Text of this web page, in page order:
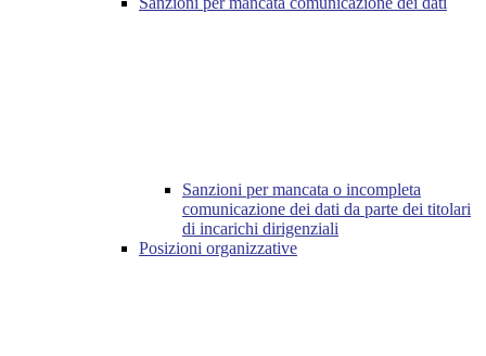
Sanzioni per mancata o incompleta
comunicazione dei dati da parte dei titolari
di incarichi dirigenziali
Posizioni organizzative